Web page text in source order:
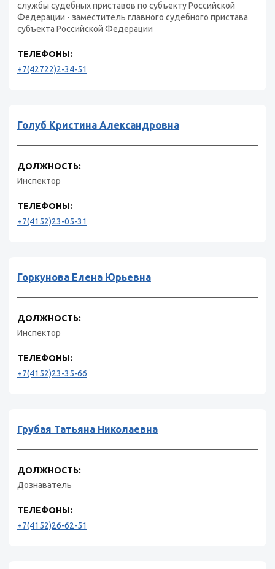
службы судебных приставов по субъекту Российской
Федерации - заместитель главного судебного пристава
субъекта Российской Федерации
ТЕЛЕФОНЫ:
+7(42722)2-34-51
Голуб Кристина Александровна
ДОЛЖНОСТЬ:
Инспектор
ТЕЛЕФОНЫ:
+7(4152)23-05-31
Горкунова Елена Юрьевна
ДОЛЖНОСТЬ:
Инспектор
ТЕЛЕФОНЫ:
+7(4152)23-35-66
Грубая Татьяна Николаевна
ДОЛЖНОСТЬ:
Дознаватель
ТЕЛЕФОНЫ:
+7(4152)26-62-51